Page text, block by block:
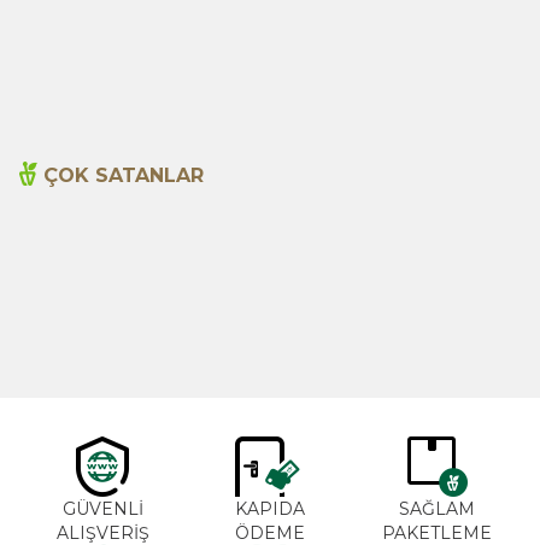
ÇOK SATANLAR
GÜVENLİ
ALIŞVERİŞ
KAPIDA
ÖDEME
SAĞLAM
PAKETLEME